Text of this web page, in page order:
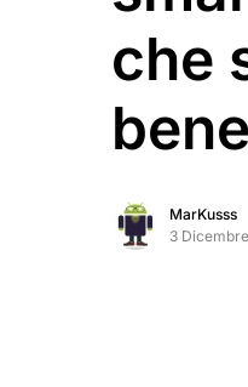
che
MarKusss
3